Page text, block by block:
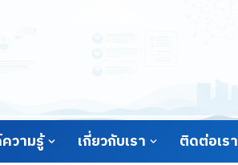
วามรู้ เกี่ยวกับเรา ติดต่อเรา